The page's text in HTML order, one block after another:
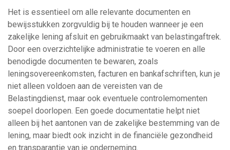
Het is essentieel om alle relevante documenten en
bewijsstukken zorgvuldig bij te houden wanneer je een
zakelijke lening afsluit en gebruikmaakt van belastingaftrek.
Door een overzichtelijke administratie te voeren en alle
benodigde documenten te bewaren, zoals
leningsovereenkomsten, facturen en bankafschriften, kun je
niet alleen voldoen aan de vereisten van de
Belastingdienst, maar ook eventuele controlemomenten
soepel doorlopen. Een goede documentatie helpt niet
alleen bij het aantonen van de zakelijke bestemming van de
lening, maar biedt ook inzicht in de financiële gezondheid
en transparantie van je onderneming.